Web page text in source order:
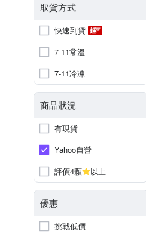
取貨方式
快速到貨
7-11常溫
7-11冷凍
商品狀況
有現貨
Yahoo自營
評價4顆
以上
優惠
挑戰低價